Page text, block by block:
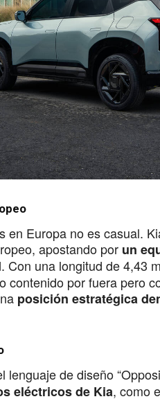
en Europa no es casual.
apostando por un
. Con una longitud de 4,43
contenido por fuera pero
posición estratégica
lenguaje de diseño
eléctricos de Kia, como